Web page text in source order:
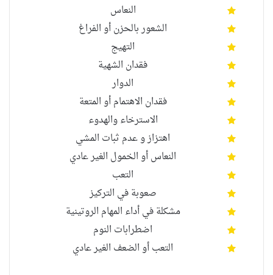
النعاس
الشعور بالحزن أو الفراغ
التهيج
فقدان الشهية
الدوار
فقدان الاهتمامأو المتعة
الاسترخاءوالهدوء
اهتزاز و عدم ثبات المشي
النعاس أو الخمول الغير عادي
التعب
صعوبة في التركيز
مشكلة في أداء المهام الروتينية
اضطرابات النوم
التعب أو الضعف الغير عادي